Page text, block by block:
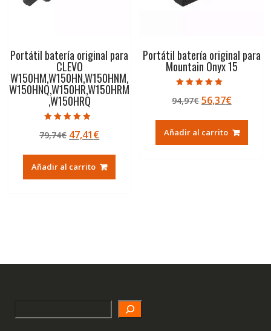
Portátil batería original para
CLEVO
W150HM,W150HN,W150HNM,
W150HNQ,W150HR,W150HRM
,W150HRQ
5.00
de 5
79,74€ El
original
era:
47,41€El
actual
es:
Añadir al carrito
Portátil batería original para
Mountain Onyx 15
5.00
de 5
94,97€ El
original
era:
56,37€El
actual
es:
Añadir al carrito